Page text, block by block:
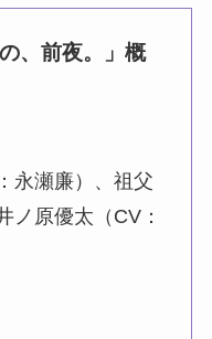
、前夜。」概
永瀬廉）、祖父
ノ原優太（CV：